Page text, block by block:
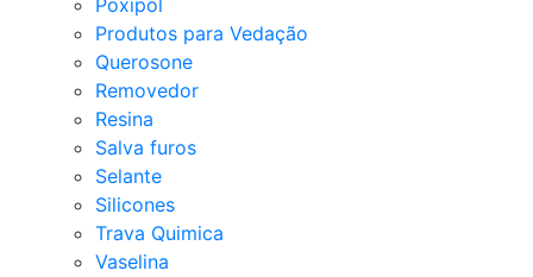
Poxipol
Produtos para Vedação
Querosone
Removedor
Resina
Salva furos
Selante
Silicones
Trava Quimica
Vaselina